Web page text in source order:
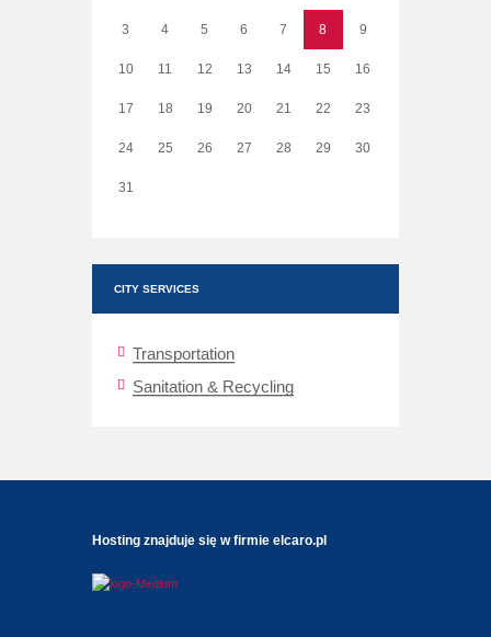
3 4 5 6 7 8 9
10 11 12 13 14 15 16
17 18 19 20 21 22 23
24 25 26 27 28 29 30
31
CITY SERVICES
Transportation
Sanitation & Recycling
Hosting znajduje się w firmie elcaro.pl